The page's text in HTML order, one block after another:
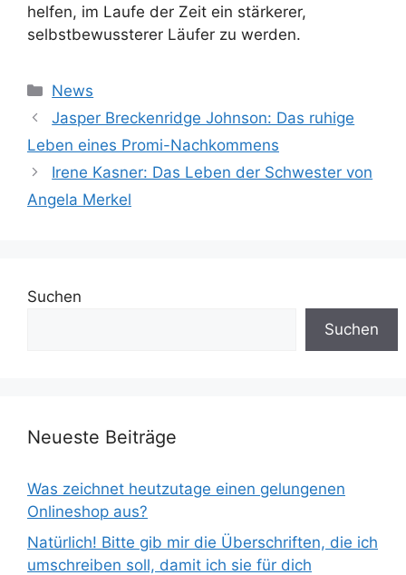
helfen, im Laufe der Zeit ein stärkerer,
selbstbewussterer Läufer zu werden.
Kategorien
News
Jasper Breckenridge Johnson: Das ruhige
Leben eines Promi-Nachkommens
Irene Kasner: Das Leben der Schwester von
Angela Merkel
Suchen
Suchen
Neueste Beiträge
Was zeichnet heutzutage einen gelungenen
Onlineshop aus?
Natürlich! Bitte gib mir die Überschriften, die ich
umschreiben soll, damit ich sie für dich